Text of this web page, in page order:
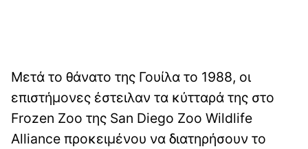
Μετά το θάνατο της Γουίλα το 1988, οι
επιστήμονες έστειλαν τα κύτταρά της στο
Frozen Zoo της San Diego Zoo Wildlife
Alliance προκειμένου να διατηρήσουν το